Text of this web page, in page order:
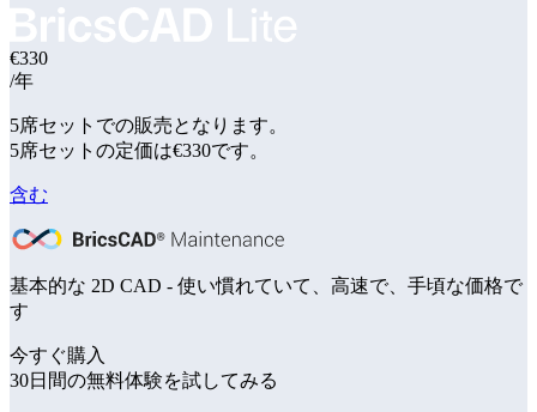
€330
/年
5席セットでの販売となります。
5席セットの定価は€330です。
含む
基本的な 2D CAD - 使い慣れていて、高速で、手頃な価格で
す
今すぐ購入
30日間の無料体験を試してみる